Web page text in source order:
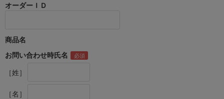
オーダーＩＤ
商品名
お問い合わせ時氏名
［姓］
［名］